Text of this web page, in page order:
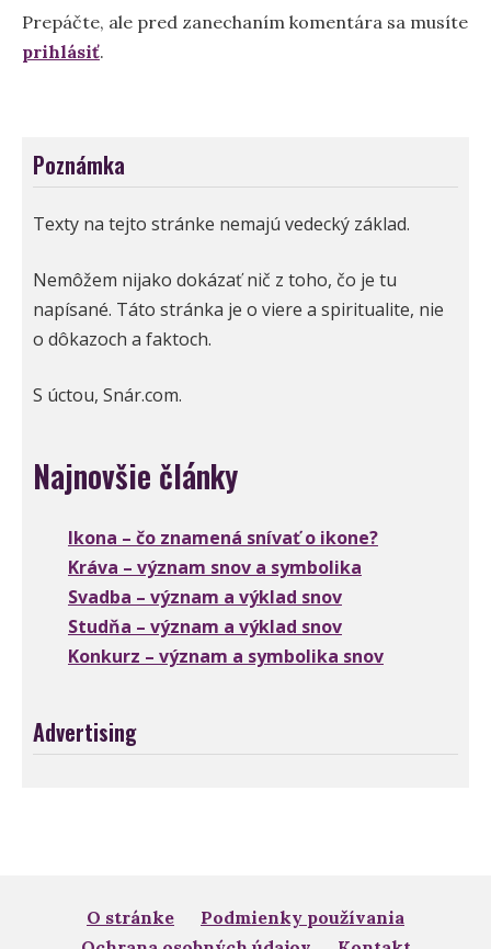
Prepáčte, ale pred zanechaním komentára sa musíte
prihlásiť.
Poznámka
Texty na tejto stránke nemajú vedecký základ.
Nemôžem nijako dokázať nič z toho, čo je tu
napísané. Táto stránka je o viere a spiritualite, nie
o dôkazoch a faktoch.
S úctou, Snár.com.
Najnovšie články
Ikona – čo znamená snívať o ikone?
Kráva – význam snov a symbolika
Svadba – význam a výklad snov
Studňa – význam a výklad snov
Konkurz – význam a symbolika snov
Advertising
O stránke
Podmienky používania